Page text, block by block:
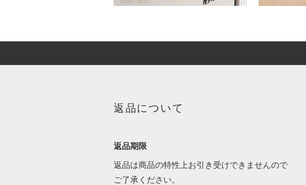
返品について
返品期限
返品は商品の特性上お引き受けできませんので
ご了承ください。